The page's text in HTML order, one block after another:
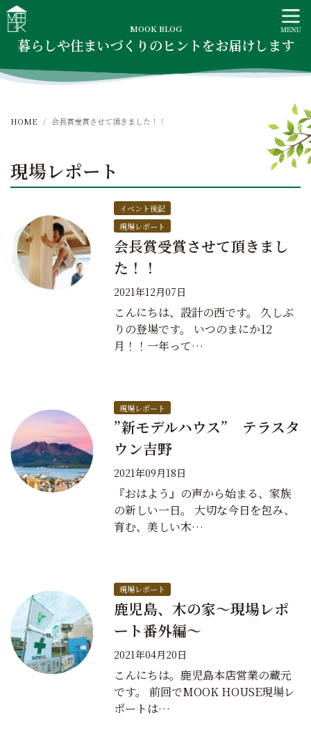
t
MOOK HOUSE ムックハウス
MOOK HOUSEはかごしま素材で建てる木の住まい。自然を
感じる四季に合わせた暮らし、家族がずっと住み継げる暮ら
しをご提案します。
MOOK BLOG
暮らしや住まいづくりのヒントをお届けします
HOME 会長賞受賞させて頂きました！！
現場レポート
イベント後記
現場レポート
会長賞受賞させて頂きまし
た！！
2021年12月07日
こんにちは、設計の西です。 久しぶ
りの登場です。 いつのまにか12
月！！一年って…
現場レポート
”新モデルハウス” テラスタ
ウン吉野
2021年09月18日
『おはよう』の声から始まる、家族
の新しい一日。 大切な今日を包み、
育む、美しい木…
現場レポート
鹿児島、木の家～現場レポ
ート番外編～
2021年04月20日
こんにちは。鹿児島本店営業の蔵元
です。 前回でMOOK HOUSE現場レ
ポートは…